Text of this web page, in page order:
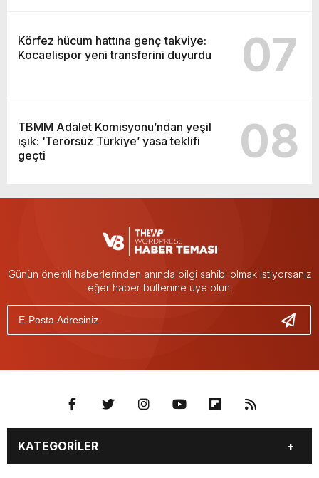
Körfez hücum hattına genç takviye:
Kocaelispor yeni transferini duyurdu
07
TBMM Adalet Komisyonu’ndan yeşil
ışık: ‘Terörsüz Türkiye’ yasa teklifi
geçti
08
Günün önemli haberlerinden anında bilgi sahibi olmak istiyorsanız
eğer haber bültenine üye olun.
KATEGORİLER